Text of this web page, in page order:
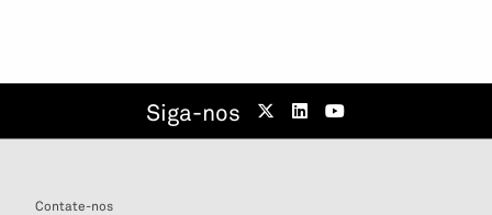
Siga-nos
Contate-nos